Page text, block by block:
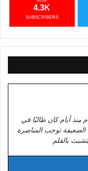
4.3K
SUBSCRIBERS
منذ أيام كان طالبًا في
الضعيفة توجب المناصرة
بالقلم